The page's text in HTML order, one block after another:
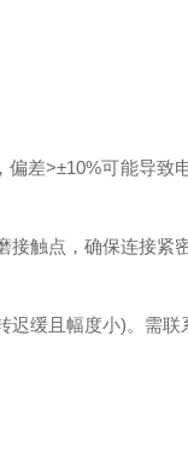
差>±10%可能导致
触点，确保连接紧
缓且幅度小)。需联